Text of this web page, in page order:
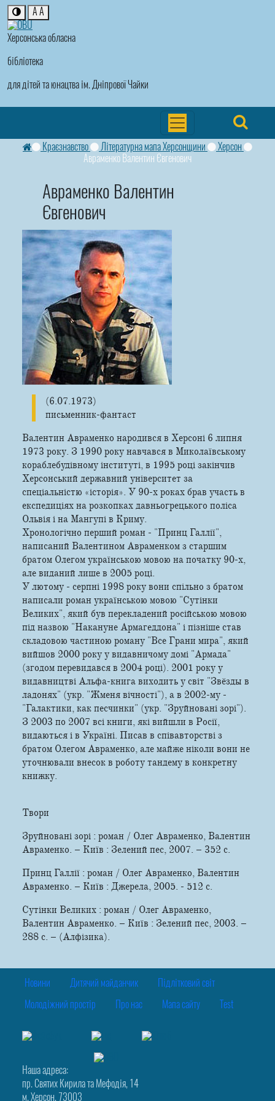
Херсонська обласна
бібліотека
для дітей та юнацтва ім. Дніпрової Чайки
A A
Краєзнавство Літературна мапа Херсонщини
Херсон
Авраменко Валентин Євгенович
Авраменко Валентин
Євгенович
(6.07.1973)
письменник-фантаст
Валентин Авраменко народився в Херсоні 6 липня
1973 року. З 1990 року навчався в Миколаївському
кораблебудівному інституті, в 1995 році закінчив
Херсонський державний університет за
спеціальністю «історія». У 90-х роках брав участь в
експедиціях на розкопках давньогрецького поліса
Ольвія і на Мангупі в Криму.
Хронологічно перший роман - "Принц Галлії",
написаний Валентином Авраменком з старшим
братом Олегом українською мовою на початку 90-х,
але виданий лише в 2005 році.
У лютому - серпні 1998 року вони спільно з братом
написали роман українською мовою "Сутінки
Великих", який був перекладений російською мовою
під назвою "Накануне Армагеддона" і пізніше став
складовою частиною роману "Все Грани мира", який
вийшов 2000 року у видавничому домі "Армада"
(згодом перевидався в 2004 році). 2001 року у
видавництві Альфа-книга виходить у світ "Звёзды в
ладонях" (укр. "Жменя вічності"), а в 2002-му -
"Галактики, как песчинки" (укр. "Зруйновані зорі").
З 2003 по 2007 всі книги, які вийшли в Росії,
видаються і в Україні. Писав в співавторстві з
братом Олегом Авраменко, але майже ніколи вони не
уточнювали внесок в роботу тандему в конкретну
книжку.
Твори
Зруйновані зорі : роман / Олег Авраменко, Валентин
Авраменко. – Київ : Зелений пес, 2007. – 352 с.
Принц Галлії : роман / Олег Авраменко, Валентин
Авраменко. – Київ : Джерела, 2005. - 512 с.
Сутінки Великих : роман / Олег Авраменко,
Валентин Авраменко. – Київ : Зелений пес, 2003. –
288 с. – (Алфізика).
Новини Дитячий майданчик Підлітковий світ
Молодіжний простір Про нас Мапа сайту Test
Наша адреса:
пр. Святих Кирила та Мефодія, 14
м. Херсон, 73003